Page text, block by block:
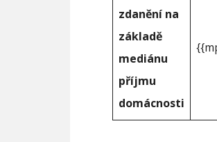
zdanění na
základě
mediánu
příjmu
domácnosti